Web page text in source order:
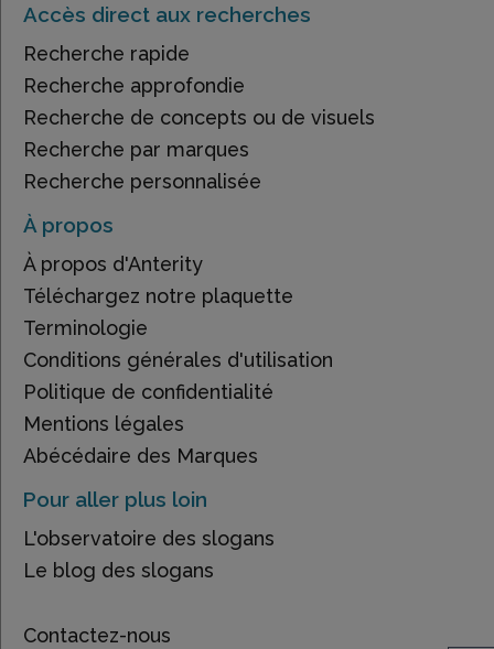
Accès direct aux recherches
Recherche rapide
Recherche approfondie
Recherche de concepts ou de visuels
Recherche par marques
Recherche personnalisée
À propos
À propos d'Anterity
Téléchargez notre plaquette
Terminologie
Conditions générales d'utilisation
Politique de confidentialité
Mentions légales
Abécédaire des Marques
Pour aller plus loin
L'observatoire des slogans
Le blog des slogans
Contactez-nous